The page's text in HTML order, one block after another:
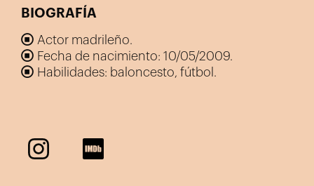
BIOGRAFÍA
Actor madrileño.
Fecha de nacimiento: 10/05/2009.
Habilidades: baloncesto, fútbol.